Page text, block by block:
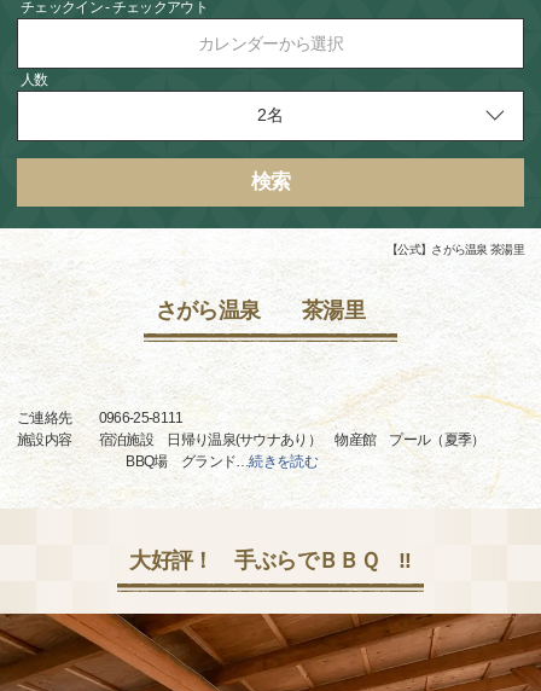
チェックイン - チェックアウト
カレンダーから選択
人数
検索
【公式】さがら温泉 茶湯里
さがら温泉 茶湯里
ご連絡先 0966-25-8111
施設内容 宿泊施設 日帰り温泉(サウナあり） 物産館 プール（夏季）
BBQ場 グランド…続きを読む
大好評！ 手ぶらでＢＢＱ ‼